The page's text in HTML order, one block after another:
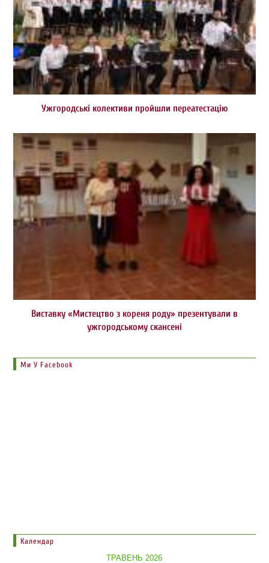
Ужгородські колективи пройшли переатестацію
Виставку «Мистецтво з кореня роду» презентували в
ужгородському скансені
Ми У Facebook
Календар
ТРАВЕНЬ 2026